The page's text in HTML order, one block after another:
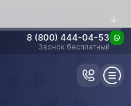
8 (800) 444-04-53
Звонок бесплатный